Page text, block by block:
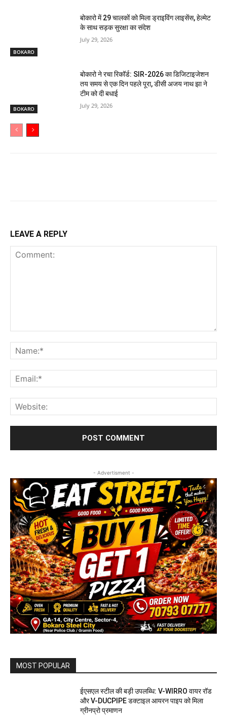
BOKARO
बोकारो में 29 चालकों को मिला ड्राइविंग लाइसेंस, हेल्मेट
के साथ सड़क सुरक्षा का संदेश
July 29, 2026
BOKARO
बोकारो ने रचा रिकॉर्ड: SIR-2026 का डिजिटाइजेशन
तय समय से एक दिन पहले पूरा, डीसी अजय नाथ झा ने
टीम को दी बधाई
July 29, 2026
LEAVE A REPLY
- Advertisment -
MOST POPULAR
ईएसएल स्टील की बड़ी उपलब्धि: V-WIRRO वायर रॉड
और V-DUCPIPE डक्टाइल आयरन पाइप को मिला
ग्रीनप्रो प्रमाणन